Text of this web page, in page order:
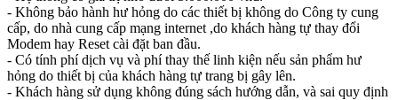
- Không bảo hành hư hỏng do các thiết bị không do Công ty cung
cấp, do nhà cung cấp mạng internet ,do khách hàng tự thay đổi
Modem hay Reset cài đặt ban đầu.
- Có tính phí dịch vụ và phí thay thế linh kiện nếu sản phẩm hư
hỏng do thiết bị của khách hàng tự trang bị gây lên.
- Khách hàng sử dụng không đúng sách hướng dẫn, và sai quy định